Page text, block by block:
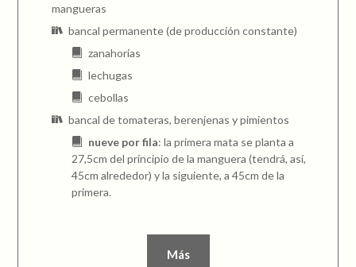
mangueras
bancal permanente (de producción constante)
zanahorias
lechugas
cebollas
bancal de tomateras, berenjenas y pimientos
nueve por fila: la primera mata se planta a
27,5cm del principio de la manguera (tendrá, así,
45cm alrededor) y la siguiente, a 45cm de la
primera.
Más